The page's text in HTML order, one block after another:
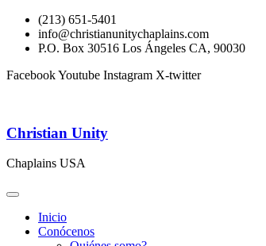
(213) 651-5401
info@christianunitychaplains.com
P.O. Box 30516 Los Ángeles CA, 90030
FacebookYoutube Instagram X-twitter
Christian Unity
Chaplains USA
Inicio
Conócenos